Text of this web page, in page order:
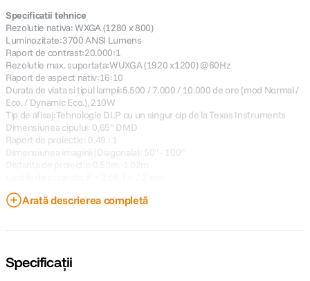
Specificatii tehnice
Rezolutie nativa: WXGA (1280 x 800)
Luminozitate:3700 ANSI Lumens
Raport de contrast:20.000:1
Rezolutie max. suportata:WUXGA (1920 x1200) @60Hz
Raport de aspect nativ:16:10
Durata de viata si tipul lampii:5.500 / 7.000 / 10.000 de ore (mod Normal /
Eco. / Dynamic Eco.), 210W
Tip de afisaj:Tehnologie DLP cu un singur cip de la Texas Instruments
Dimensiunea cipului: 0,65” DMD
Raport de proiectie: 0.49 : 1
Dimensiunea imaginii (Diagonala): 50” - 100”
Raport zoom:1,2x
Offset:1,04
Intrare audio (Mini-Jack)
Arată descrierea completă
Specificații